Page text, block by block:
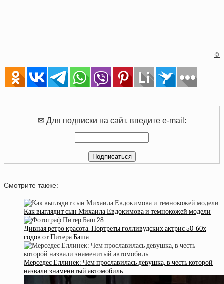
©
✉ Для подписки на сайт, введите e-mail:
Смотрите также:
Как выглядит сын Михаила Евдокимова и темнокожей модели
Дивная ретро красота. Портреты голливудских актрис 50-60х
годов от Питера Баша
Мерседес Еллинек: Чем прославилась девушка, в честь которой
назвали знаменитый автомобиль